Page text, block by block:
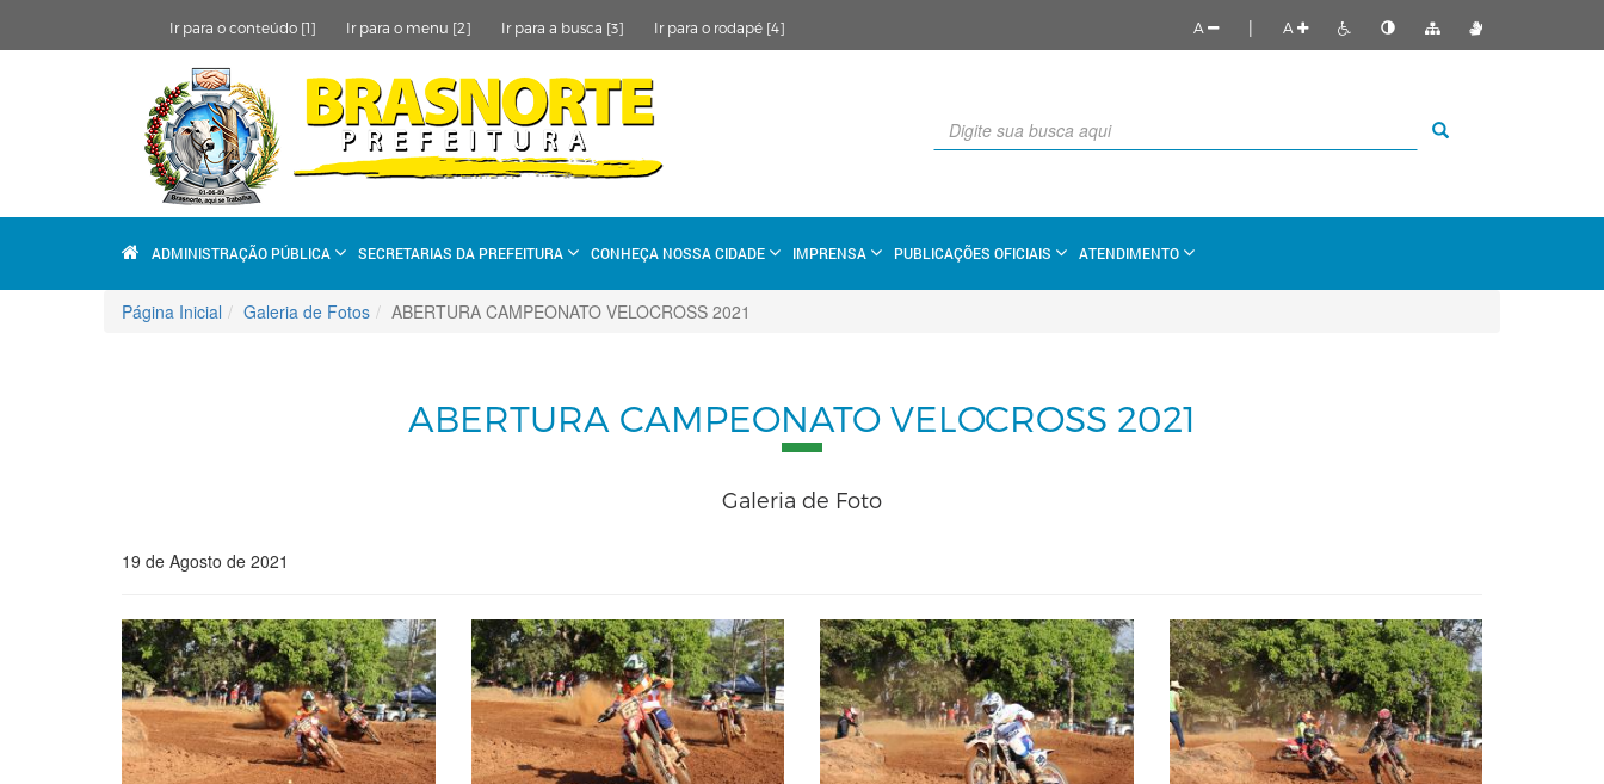
Ir para o conteúdo [1] Ir para o menu [2] Ir para a busca [3] Ir para o rodapé [4] A | A
ADMINISTRAÇÃO PÚBLICA SECRETARIAS DA PREFEITURA CONHEÇA NOSSA CIDADE IMPRENSA PUBLICAÇÕES OFICIAIS ATENDIMENTO
Página Inicial Galeria de Fotos ABERTURA CAMPEONATO VELOCROSS 2021
ABERTURA CAMPEONATO VELOCROSS 2021
Galeria de Foto
19 de Agosto de 2021